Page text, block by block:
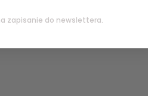
zapisanie do newslettera.